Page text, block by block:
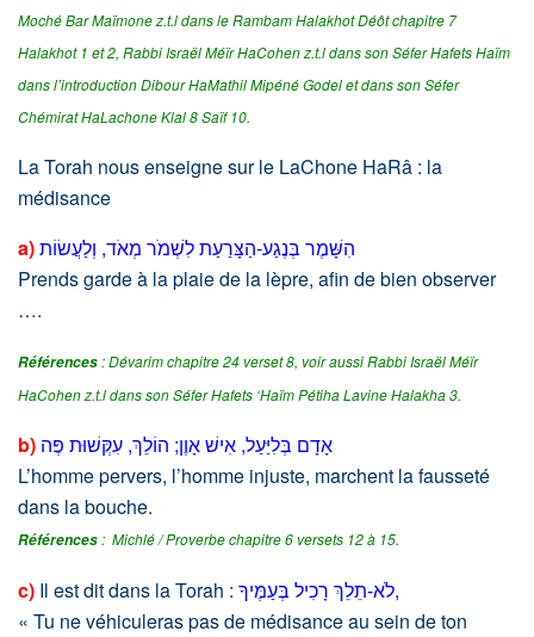
Moché Bar Maïmone z.t.l dans le Rambam Halakhot Déôt chapitre 7
Halakhot 1 et 2, Rabbi Israël Méïr HaCohen z.t.l dans son Séfer Hafets Haïm
dans l’introduction Dibour HaMathil Mipéné Godel et dans son Séfer
Chémirat HaLachone Klal 8 Saïf 10.
La Torah nous enseigne sur le LaChone HaRâ : la
médisance
a)הִשָּׁמֶר בְּנֶגַע-הַצָּרַעַת לִשְׁמֹר מְאֹד, וְלַעֲשׂוֹת
Prends garde à la plaie de la lèpre, afin de bien observer
….
Références: Dévarim chapitre 24 verset 8, voir aussi Rabbi Israël Méïr
HaCohen z.t.l dans son Séfer Hafets ‘Haïm Pétiha Lavine Halakha 3.
b) אָדָם בְּלִיַּעַל, אִישׁ אָוֶן; הוֹלֵךְ, עִקְּשׁוּת פֶּה
L’homme pervers, l’homme injuste, marchent la fausseté
dans la bouche.
Références: Michlé / Proverbe chapitre 6 versets 12 à 15.
c) Il est dit dans la Torah : לֹא-תֵלֵךְ רָכִיל בְּעַמֶּיךָ,
« Tu ne véhiculeras pas de médisance au sein de ton